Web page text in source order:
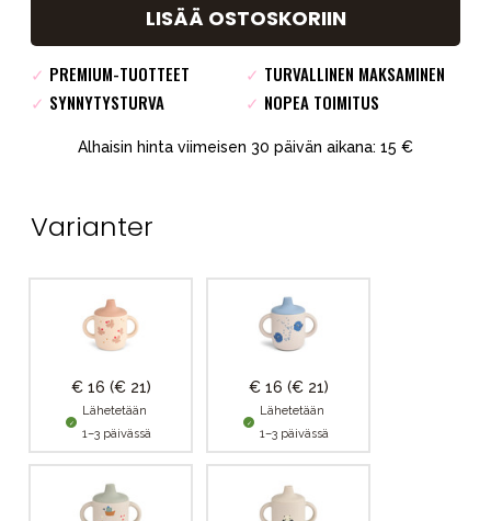
LISÄÄ OSTOSKORIIN
✓ PREMIUM-TUOTTEET ✓ TURVALLINEN MAKSAMINEN
✓ SYNNYTYSTURVA ✓ NOPEA TOIMITUS
Alhaisin hinta viimeisen 30 päivän aikana: 15 €
Varianter
€ 16 (€ 21)
Lähetetään
1–3 päivässä
€ 16 (€ 21)
Lähetetään
1–3 päivässä